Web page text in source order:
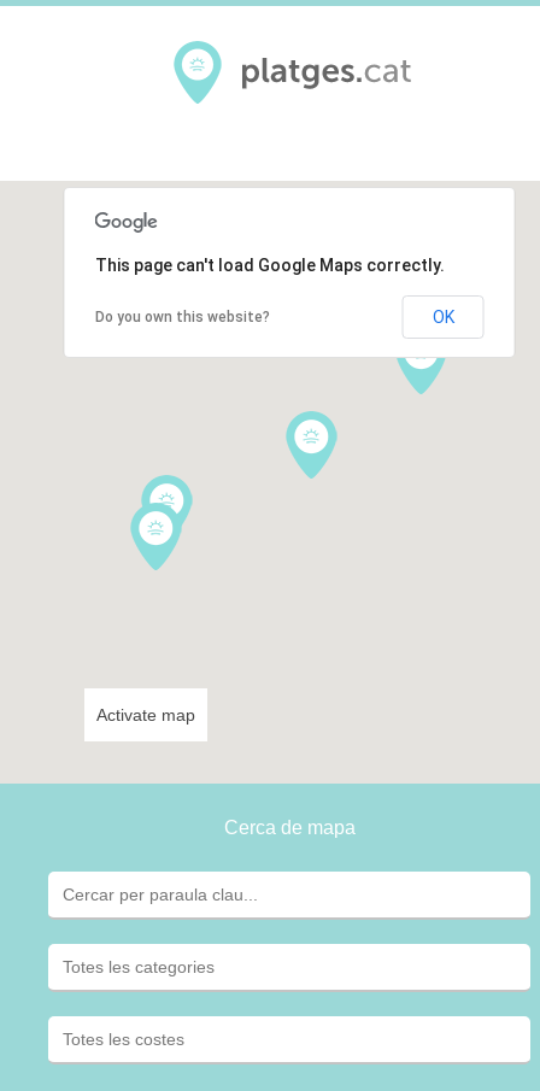
Activate map
This page can't load Google Maps correctly.
Do you own this website? OK
Cerca de mapa